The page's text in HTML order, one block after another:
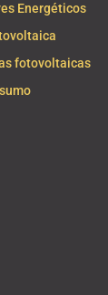
Energéticos
fotovoltaicas